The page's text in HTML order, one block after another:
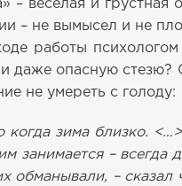
– весёлая и
– не вымысел и не
работы
даже опасную стезю?
не умереть с голоду:
зима близко.
занимается – всегда
обманывали, – сказал